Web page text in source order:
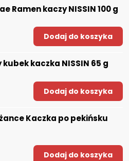
Ramen kaczy NISSIN 100 g
Dodaj do koszyka
kaczka NISSIN 65 g
Dodaj do koszyka
Kaczka po pekińsku
Dodaj do koszyka